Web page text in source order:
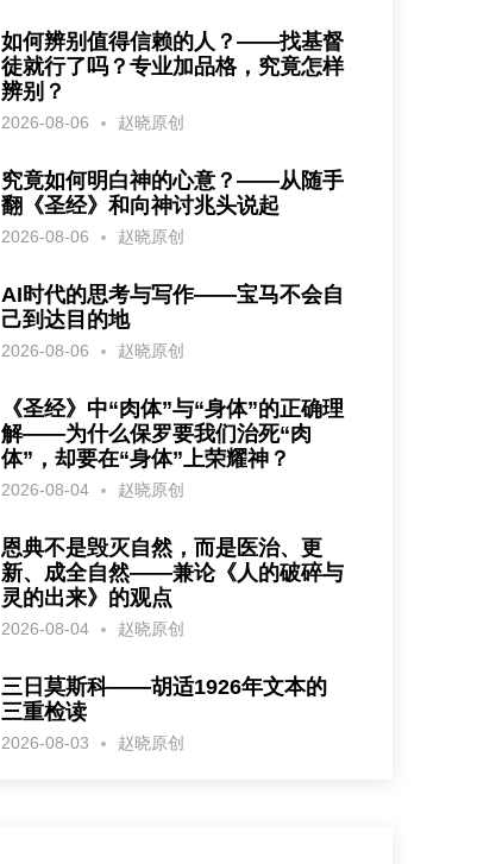
如何辨别值得信赖的人？——找基督
徒就行了吗？专业加品格，究竟怎样
辨别？
2026-08-06 赵晓原创
究竟如何明白神的心意？——从随手
翻《圣经》和向神讨兆头说起
2026-08-06 赵晓原创
AI时代的思考与写作——宝马不会自
己到达目的地
2026-08-06 赵晓原创
《圣经》中“肉体”与“身体”的正确理
解——为什么保罗要我们治死“肉
体”，却要在“身体”上荣耀神？
2026-08-04 赵晓原创
恩典不是毁灭自然，而是医治、更
新、成全自然——兼论《人的破碎与
灵的出来》的观点
2026-08-04 赵晓原创
三日莫斯科——胡适1926年文本的
三重检读
2026-08-03 赵晓原创